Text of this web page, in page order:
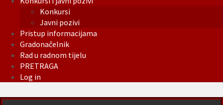
Konkursi
Javni pozivi
Pristup informacijama
Gradonačelnik
Rad u radnom tijelu
PRETRAGA
Log in